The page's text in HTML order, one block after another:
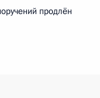
продлён